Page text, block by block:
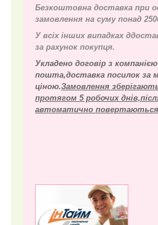
Безкоштовна доставка при
замовлення на суму понад
У всіх інших випадках д
за рахунок покупця.
Укладено договір з
пошта,доставка посилок за
ціною.Замовлення
протягом 5 робочих
автоматично повертаються